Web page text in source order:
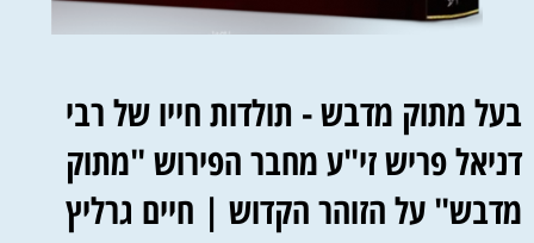
בעל מתוק מדבש - תולדות חייו של רבי
דניאל פריש זי"ע מחבר הפירוש "מתוק
מדבש" על הזוהר הקדוש | חיים גרליץ